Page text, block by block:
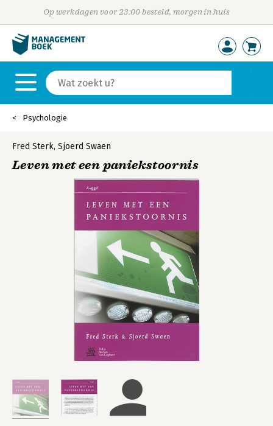
Op werkdagen voor 23:00 besteld, morgen in huis
Psychologie
Fred Sterk, Sjoerd Swaen
Leven met een paniekstoornis